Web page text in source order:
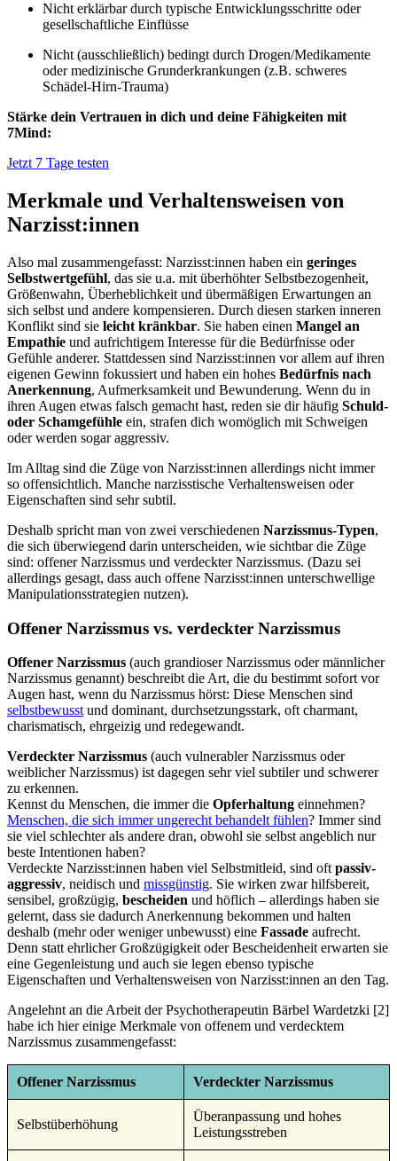
Nicht erklärbar durch typische Entwicklungsschritte oder
gesellschaftliche Einflüsse
Nicht (ausschließlich) bedingt durch Drogen/Medikamente
oder medizinische Grunderkrankungen (z.B. schweres
Schädel-Hirn-Trauma)
Stärke dein Vertrauen in dich und deine Fähigkeiten mit
7Mind:
Jetzt 7 Tage testen
Merkmale und Verhaltensweisen von
Narzisst:innen
Also mal zusammengefasst: Narzisst:innen haben ein geringes
Selbstwertgefühl, das sie u.a. mit überhöhter Selbstbezogenheit,
Größenwahn, Überheblichkeit und übermäßigen Erwartungen an
sich selbst und andere kompensieren. Durch diesen starken inneren
Konflikt sind sie leicht kränkbar. Sie haben einen Mangel an
Empathie und aufrichtigem Interesse für die Bedürfnisse oder
Gefühle anderer. Stattdessen sind Narzisst:innen vor allem auf ihren
eigenen Gewinn fokussiert und haben ein hohes Bedürfnis nach
Anerkennung, Aufmerksamkeit und Bewunderung. Wenn du in
ihren Augen etwas falsch gemacht hast, reden sie dir häufig Schuld-
oder Schamgefühle ein, strafen dich womöglich mit Schweigen
oder werden sogar aggressiv.
Im Alltag sind die Züge von Narzisst:innen allerdings nicht immer
so offensichtlich. Manche narzisstische Verhaltensweisen oder
Eigenschaften sind sehr subtil.
Deshalb spricht man von zwei verschiedenen Narzissmus-Typen,
die sich überwiegend darin unterscheiden, wie sichtbar die Züge
sind: offener Narzissmus und verdeckter Narzissmus. (Dazu sei
allerdings gesagt, dass auch offene Narzisst:innen unterschwellige
Manipulationsstrategien nutzen).
Offener Narzissmus vs. verdeckter Narzissmus
Offener Narzissmus (auch grandioser Narzissmus oder männlicher
Narzissmus genannt) beschreibt die Art, die du bestimmt sofort vor
Augen hast, wenn du Narzissmus hörst: Diese Menschen sind
selbstbewusstund dominant, durchsetzungsstark, oft charmant,
charismatisch, ehrgeizig und redegewandt.
Verdeckter Narzissmus (auch vulnerabler Narzissmus oder
weiblicher Narzissmus) ist dagegen sehr viel subtiler und schwerer
zu erkennen.
Kennst du Menschen, die immer die Opferhaltung einnehmen?
Menschen, die sich immer ungerecht behandelt fühlen? Immer sind
sie viel schlechter als andere dran, obwohl sie selbst angeblich nur
beste Intentionen haben?
Verdeckte Narzisst:innen haben viel Selbstmitleid, sind oftpassiv-
aggressiv, neidisch und missgünstig. Sie wirken zwar hilfsbereit,
sensibel, großzügig, bescheiden und höflich – allerdings haben sie
gelernt, dass sie dadurch Anerkennung bekommen und halten
deshalb (mehr oder weniger unbewusst) eine Fassade aufrecht.
Denn statt ehrlicher Großzügigkeit oder Bescheidenheit erwarten sie
eine Gegenleistung und auch sie legen ebenso typische
Eigenschaften und Verhaltensweisen von Narzisst:innen an den Tag.
Angelehnt an die Arbeit der Psychotherapeutin Bärbel Wardetzki [2]
habe ich hier einige Merkmale von offenem und verdecktem
Narzissmus zusammengefasst:
Offener Narzissmus Verdeckter Narzissmus
Selbstüberhöhung
Überanpassung und hohes
Leistungsstreben